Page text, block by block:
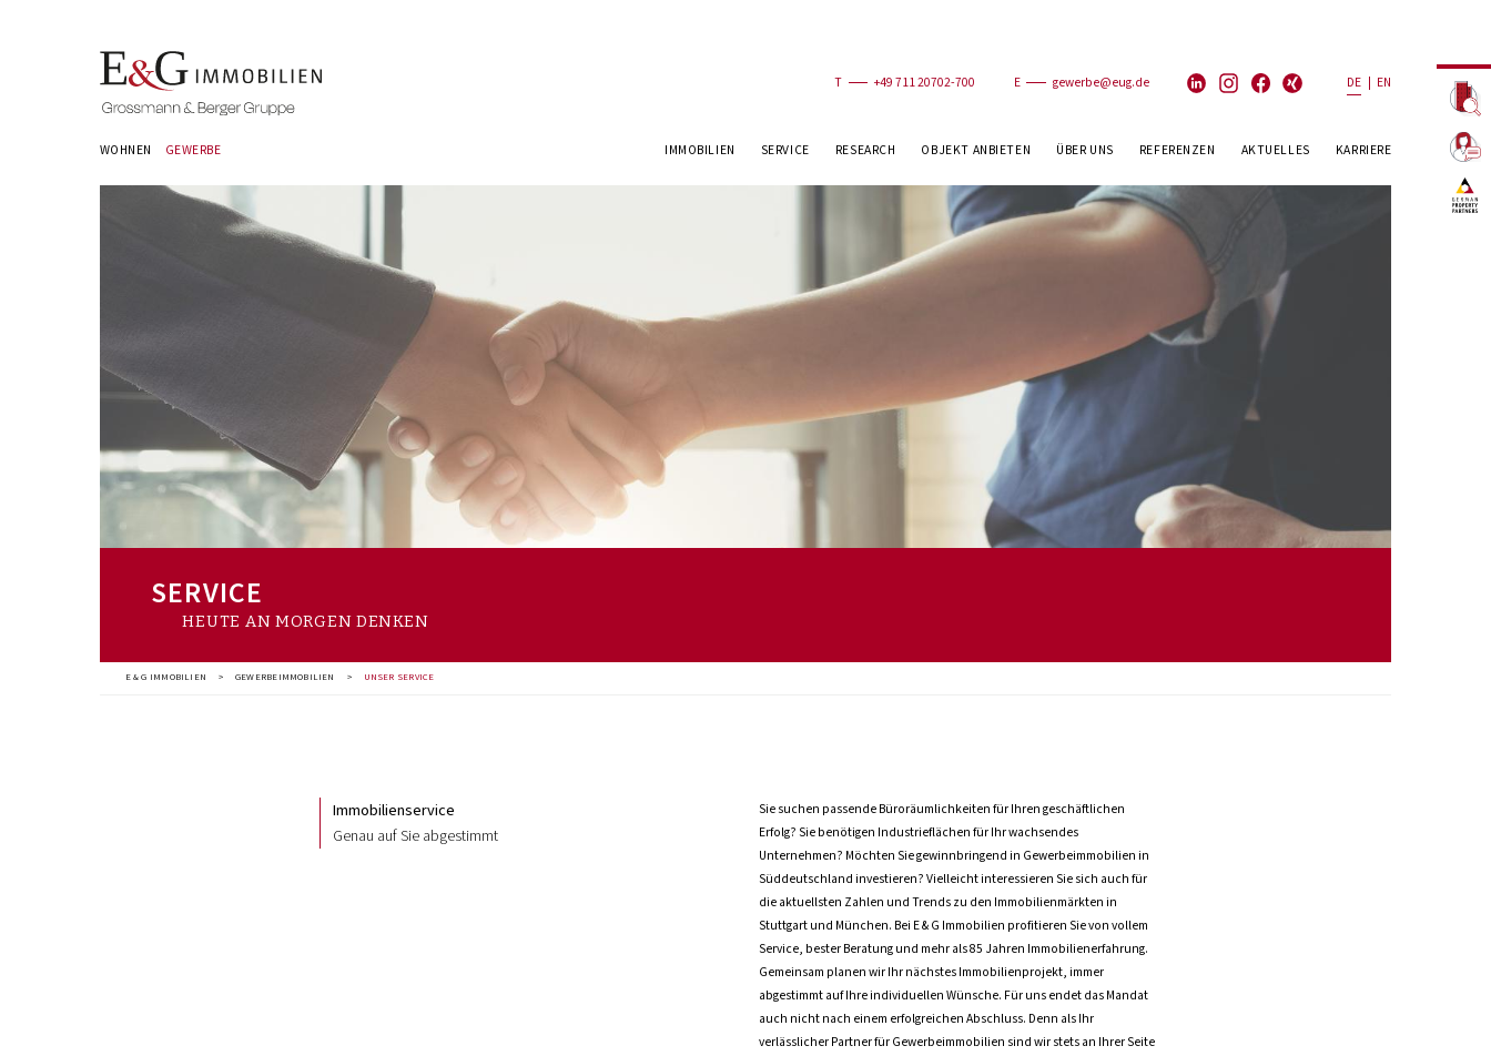
T +49 711 20702-700 E gewerbe@eug.de DE EN
WOHNEN GEWERBE IMMOBILIEN SERVICE RESEARCH OBJEKT ANBIETEN ÜBER UNS REFERENZEN AKTUELLES KARRIERE
SERVICE
HEUTE AN MORGEN DENKEN
E & G IMMOBILIEN > GEWERBEIMMOBILIEN > UNSER SERVICE
Immobilienservice
Genau auf Sie abgestimmt
Sie suchen passende Büroräumlichkeiten für Ihren geschäftlichen
Erfolg? Sie benötigen Industrieflächen für Ihr wachsendes
Unternehmen? Möchten Sie gewinnbringend in Gewerbeimmobilien in
Süddeutschland investieren? Vielleicht interessieren Sie sich auch für
die aktuellsten Zahlen und Trends zu den Immobilienmärkten in
Stuttgart und München. Bei E & G Immobilien profitieren Sie von vollem
Service, bester Beratung und mehr als 85 Jahren Immobilienerfahrung.
Gemeinsam planen wir Ihr nächstes Immobilienprojekt, immer
abgestimmt auf Ihre individuellen Wünsche. Für uns endet das Mandat
auch nicht nach einem erfolgreichen Abschluss. Denn als Ihr
verlässlicher Partner für Gewerbeimmobilien sind wir stets an Ihrer Seite